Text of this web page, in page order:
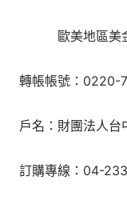
歐美地區美金
轉帳帳號：0220-
戶名：財團法人
訂購專線：04-